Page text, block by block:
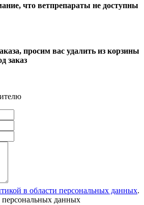
что ветпрепараты не доступны
просим вас удалить из корзины
заказ
в области персональных данных.
персональных данных